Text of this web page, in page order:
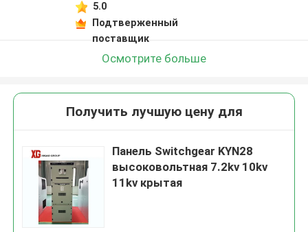
5.0
Подтверженный
поставщик
Осмотрите больше
Получить лучшую цену для
Панель Switchgear KYN28
высоковольтная 7.2kv 10kv
11kv крытая